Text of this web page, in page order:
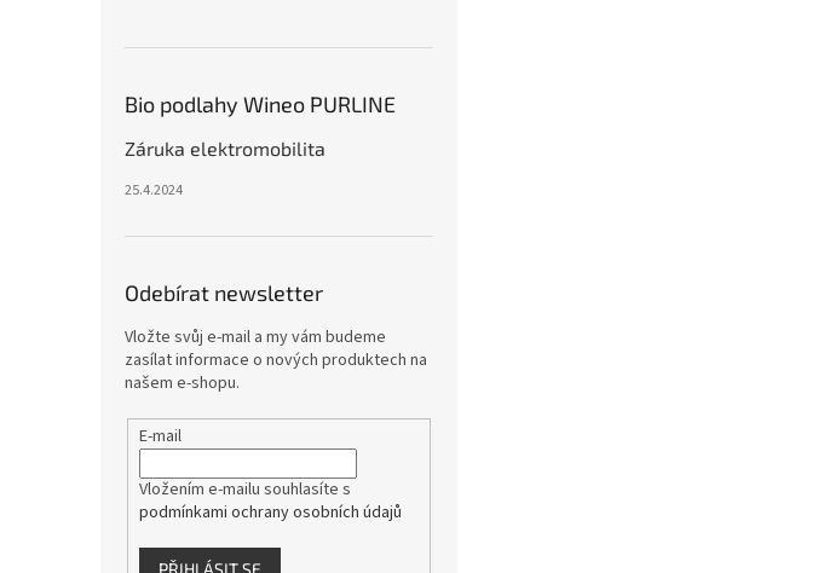
Bio podlahy Wineo PURLINE
Záruka elektromobilita
25.4.2024
Odebírat newsletter
Vložte svůj e-mail a my vám budeme
zasílat informace o nových produktech na
našem e-shopu.
E-mail
Vložením e-mailu souhlasíte s
podmínkami ochrany osobních údajů
PŘIHLÁSIT SE